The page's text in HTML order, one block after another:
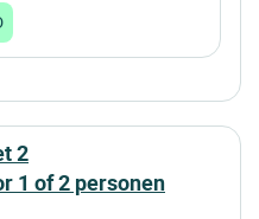
1 of 2 personen